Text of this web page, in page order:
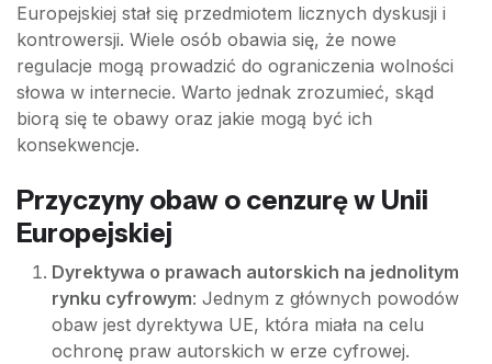
Europejskiej stał się przedmiotem licznych dyskusji i
kontrowersji. Wiele osób obawia się, że nowe
regulacje mogą prowadzić do ograniczenia wolności
słowa w internecie. Warto jednak zrozumieć, skąd
biorą się te obawy oraz jakie mogą być ich
konsekwencje.
Przyczyny obaw o cenzurę w Unii
Europejskiej
Dyrektywa o prawach autorskich na jednolitym
rynku cyfrowym: Jednym z głównych powodów
obaw jest dyrektywa UE, która miała na celu
ochronę praw autorskich w erze cyfrowej.